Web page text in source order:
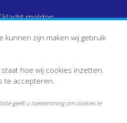
klacht melden
kunnen zijn maken wij gebruik
staat hoe wij cookies inzetten.
te accepteren.
geeft u toestemming om cookies te